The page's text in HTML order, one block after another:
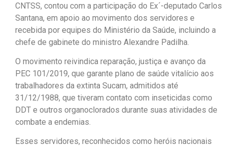
CNTSS, contou com a participação do Ex´-deputado Carlos
Santana, em apoio ao movimento dos servidores e
recebida por equipes do Ministério da Saúde, incluindo a
chefe de gabinete do ministro Alexandre Padilha.
O movimento reivindica reparação, justiça e avanço da
PEC 101/2019, que garante plano de saúde vitalício aos
trabalhadores da extinta Sucam, admitidos até
31/12/1988, que tiveram contato com inseticidas como
DDT e outros organoclorados durante suas atividades de
combate a endemias.
Esses servidores, reconhecidos como heróis nacionais